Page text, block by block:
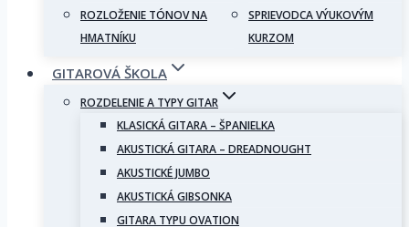
ROZLOŽENIE TÓNOV NA
HMATNÍKU
SPRIEVODCA VÝUKOVÝM
KURZOM
GITAROVÁ ŠKOLA
ROZDELENIE A TYPY GITAR
KLASICKÁ GITARA – ŠPANIELKA
AKUSTICKÁ GITARA – DREADNOUGHT
AKUSTICKÉ JUMBO
AKUSTICKÁ GIBSONKA
GITARA TYPU OVATION